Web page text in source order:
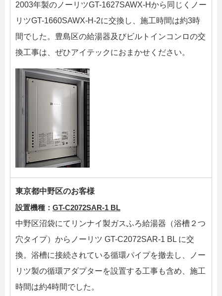
2003年製のノーリツGT-1627SAWX-Hから同じくノー
リツGT-1660SAWX-H-2に交換し、施工時間は約3時
間でした。豊島区の給湯器及びビルトインコンロの交
換工事は、ぜひアイテックにおまかせください。
東京都中野区のお客様
設置機種： GT-C2072SAR-1 BL
中野区沼袋にてリンナイ製ガスふろ給湯器（浴槽２つ
穴タイプ）からノーリツ GT-C2072SAR-1 BL に交
換。浴槽に接続されている循環パイプを撤去し、ノー
リツ製の循環アダプターを設置する工事も含め、施工
時間は約4時間でした。